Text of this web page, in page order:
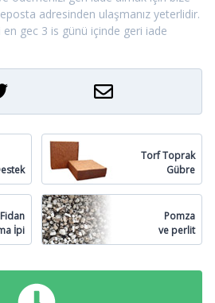
eposta adresinden ulaşmanız yeterlidir.
gec 3 is günü içinde geri iade
Torf Toprak
Gübre
Fidan
İpi
Pomza
ve perlit